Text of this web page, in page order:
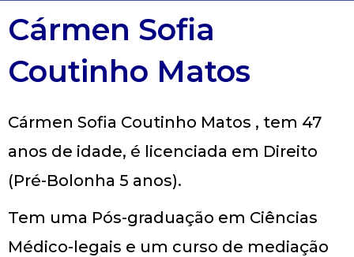
Cármen Sofia
Coutinho Matos
Cármen Sofia Coutinho Matos , tem 47
anos de idade, é licenciada em Direito
(Pré-Bolonha 5 anos).
Tem uma Pós-graduação em Ciências
Médico-legais e um curso de mediação